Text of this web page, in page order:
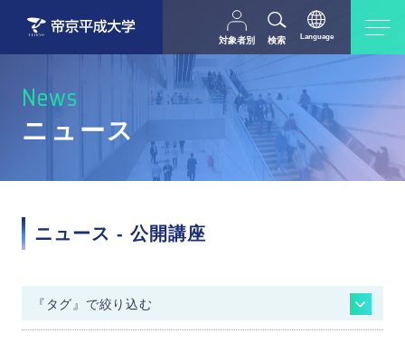
対象者別
父母等の方 卒業生の方
地域・一般の方
検索 Language
English
News
ニュース
ニュース - 公開講座
『タグ』で絞り込む
入試情報 進学相談会 オープンキャンパス